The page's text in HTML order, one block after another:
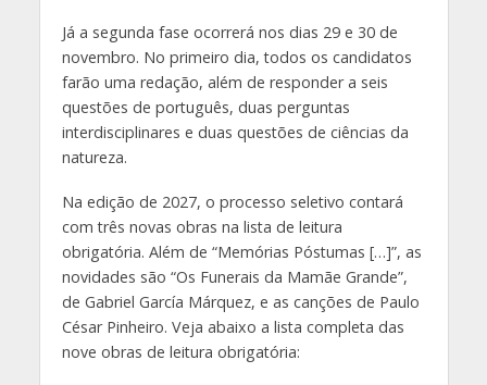
Já a segunda fase ocorrerá nos dias 29 e 30 de
novembro. No primeiro dia, todos os candidatos
farão uma redação, além de responder a seis
questões de português, duas perguntas
interdisciplinares e duas questões de ciências da
natureza.
Na edição de 2027, o processo seletivo contará
com três novas obras na lista de leitura
obrigatória. Além de “Memórias Póstumas […]”, as
novidades são “Os Funerais da Mamãe Grande”,
de Gabriel García Márquez, e as canções de Paulo
César Pinheiro. Veja abaixo a lista completa das
nove obras de leitura obrigatória: